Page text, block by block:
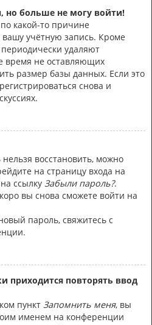
но больше не могу войти!
какой-то причине
учётную запись. Кроме
удаляют
время не оставляющих
размер базы данных. Если это
снова и
восстановить, можно
на страницу входа на
ссылку Забыли пароль?.
вы снова сможете войти на
пароль, свяжитесь с
приходится повторять ввод
пункт Запомнить меня, вы
именем на конференции